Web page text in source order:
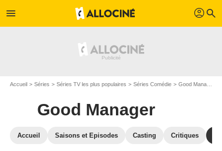
menu profil search
Accueil Séries Séries TV les plus populaires Séries Comédie Good Manager
Good Manager
Accueil Saisons et Episodes Casting Critiques